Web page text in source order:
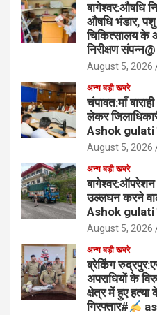
बागेश्वर:औषधि
औषधि भंडार, पशु
चिकित्सालय के
निरीक्षण
August 5, 2026
अन्य बड़ी खबरे
चंपावत:माँ
लेकर
Ashok gulati
August 5, 2026
अन्य बड़ी खबरे
बागेश्वर:ऑपरेशन
उल्लघन करने
Ashok gulati
August 5, 2026
अन्य बड़ी खबरे
ब्रेकिंग
अपराधियों के
क्षेत्र में हुए
गिरफ्तार#